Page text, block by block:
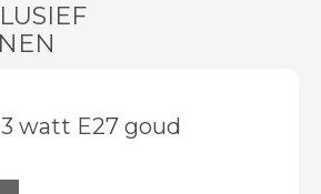
watt E27 goud